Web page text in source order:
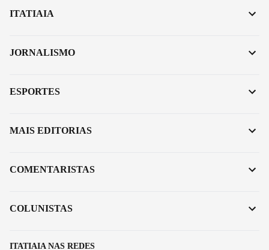
ITATIAIA NAS REDES
ITATIAIA
JORNALISMO
ESPORTES
MAIS EDITORIAS
COMENTARISTAS
COLUNISTAS